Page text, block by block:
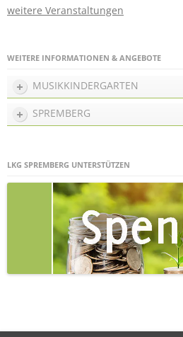
weitere Veranstaltungen
WEITERE INFORMATIONEN & ANGEBOTE
MUSIKKINDERGARTEN
SPREMBERG
LKG SPREMBERG UNTERSTÜTZEN